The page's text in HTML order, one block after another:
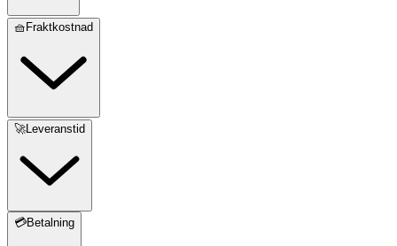
🧺Fraktkostnad
🚀Leveranstid
💳Betalning